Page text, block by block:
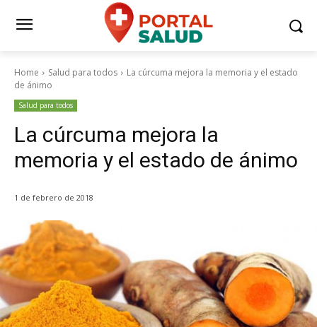
Home Salud para todos
La cúrcuma mejora la memoria y el estado
de ánimo
Salud para todos
La cúrcuma mejora la
memoria y el estado de ánimo
1 de febrero de 2018